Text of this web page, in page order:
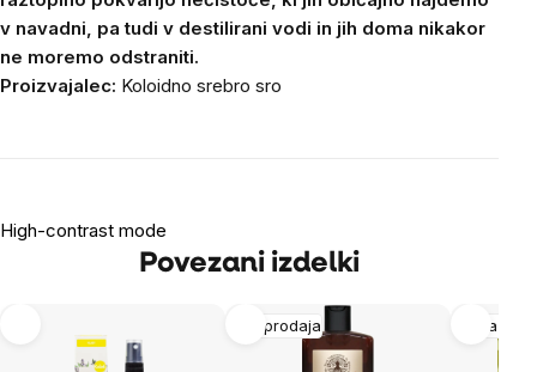
v navadni, pa tudi v destilirani vodi in jih doma nikakor
ne moremo odstraniti.
Proizvajalec: Koloidno srebro sro
High-contrast mode
Povezani izdelki
Razprodaja Koža in